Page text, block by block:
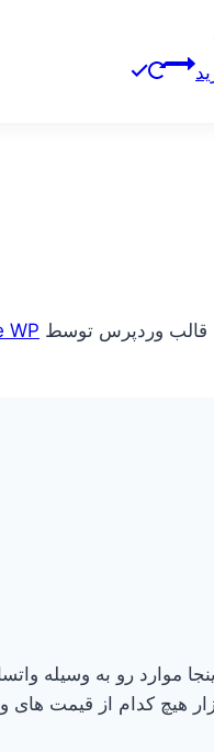
WP
موارد رو به وسیله
هیچ کدام از قیمت